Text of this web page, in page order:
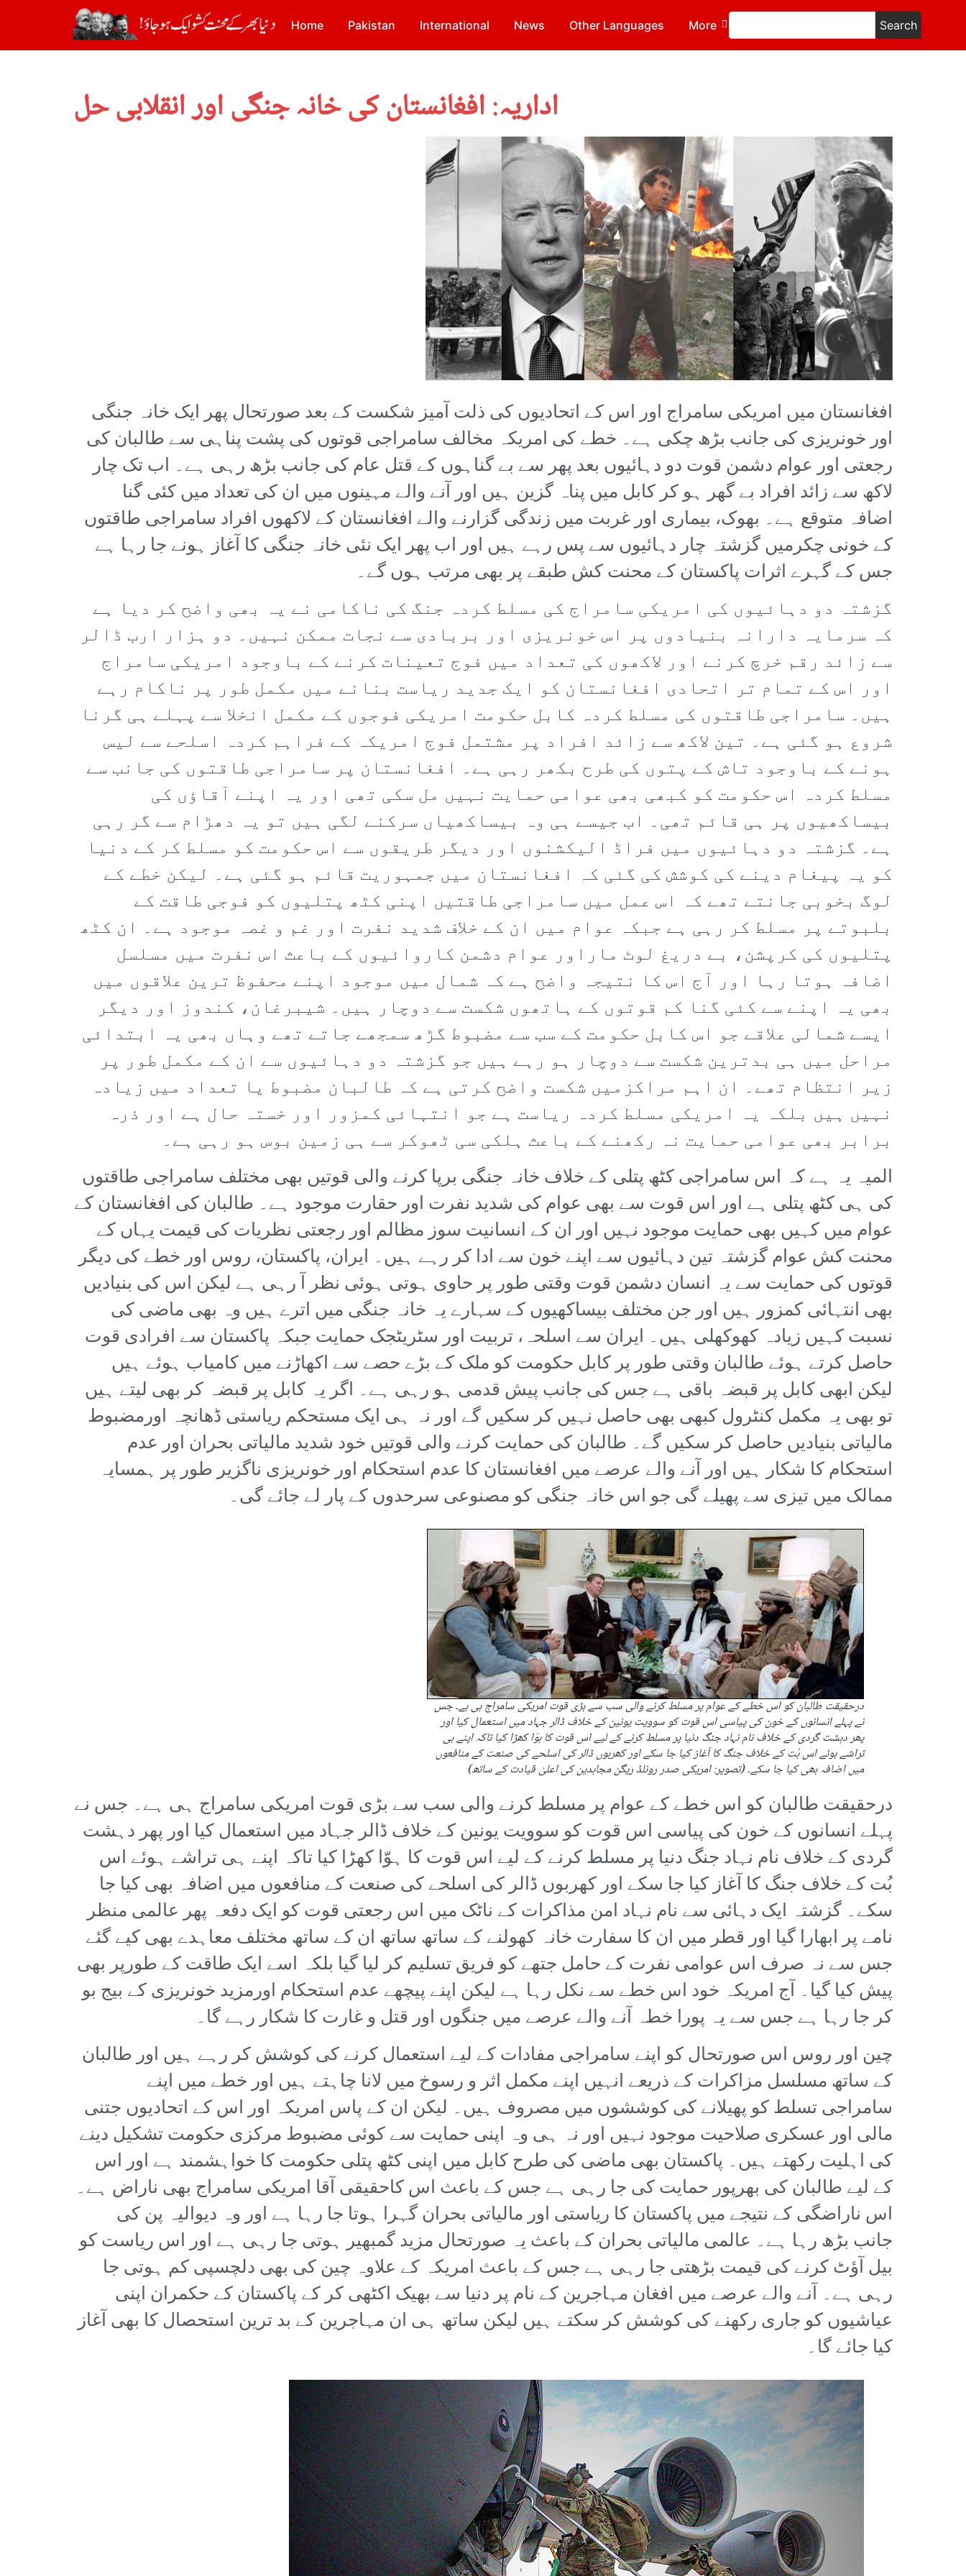
Home Pakistan International News Other Languages More Search
اداریہ: افغانستان کی خانہ جنگی اور انقلابی حل
افغانستان میں امریکی سامراج اور اس کے اتحادیوں کی ذلت آمیز شکست کے بعد صورتحال پھر ایک خانہ جنگی
اور خونریزی کی جانب بڑھ چکی ہے۔ خطے کی امریکہ مخالف سامراجی قوتوں کی پشت پناہی سے طالبان کی
رجعتی اور عوام دشمن قوت دو دہائیوں بعد پھر سے بے گناہوں کے قتل عام کی جانب بڑھ رہی ہے۔ اب تک چار
لاکھ سے زائد افراد بے گھر ہو کر کابل میں پناہ گزین ہیں اور آنے والے مہینوں میں ان کی تعداد میں کئی گنا
اضافہ متوقع ہے۔ بھوک، بیماری اور غربت میں زندگی گزارنے والے افغانستان کے لاکھوں افراد سامراجی طاقتوں
کے خونی چکرمیں گزشتہ چار دہائیوں سے پس رہے ہیں اور اب پھر ایک نئی خانہ جنگی کا آغاز ہونے جا رہا ہے
جس کے گہرے اثرات پاکستان کے محنت کش طبقے پر بھی مرتب ہوں گے۔
گزشتہ دو دہائیوں کی امریکی سامراج کی مسلط کردہ جنگ کی ناکامی نے یہ بھی واضح کر دیا ہے
کہ سرمایہ دارانہ بنیادوں پر اس خونریزی اور بربادی سے نجات ممکن نہیں۔ دو ہزار ارب ڈالر
سے زائد رقم خرچ کرنے اور لاکھوں کی تعداد میں فوج تعینات کرنے کے باوجود امریکی سامراج
اور اس کے تمام تر اتحادی افغانستان کو ایک جدید ریاست بنانے میں مکمل طور پر ناکام رہے
ہیں۔ سامراجی طاقتوں کی مسلط کردہ کابل حکومت امریکی فوجوں کے مکمل انخلا سے پہلے ہی گرنا
شروع ہو گئی ہے۔ تین لاکھ سے زائد افراد پر مشتمل فوج امریکہ کے فراہم کردہ اسلحے سے لیس
ہونے کے باوجود تاش کے پتوں کی طرح بکھر رہی ہے۔ افغانستان پر سامراجی طاقتوں کی جانب سے
مسلط کردہ اس حکومت کو کبھی بھی عوامی حمایت نہیں مل سکی تھی اور یہ اپنے آقاؤں کی
بیساکھیوں پر ہی قائم تھی۔ اب جیسے ہی وہ بیساکھیاں سرکنے لگی ہیں تو یہ دھڑام سے گر رہی
ہے۔ گزشتہ دو دہائیوں میں فراڈ الیکشنوں اور دیگر طریقوں سے اس حکومت کو مسلط کر کے دنیا
کو یہ پیغام دینے کی کوشش کی گئی کہ افغانستان میں جمہوریت قائم ہو گئی ہے۔ لیکن خطے کے
لوگ بخوبی جانتے تھے کہ اس عمل میں سامراجی طاقتیں اپنی کٹھ پتلیوں کو فوجی طاقت کے
بلبوتے پر مسلط کر رہی ہے جبکہ عوام میں ان کے خلاف شدید نفرت اور غم و غصہ موجود ہے۔ ان کٹھ
پتلیوں کی کرپشن، بے دریغ لوٹ ماراور عوام دشمن کاروائیوں کے باعث اس نفرت میں مسلسل
اضافہ ہوتا رہا اور آج اس کا نتیجہ واضح ہے کہ شمال میں موجود اپنے محفوظ ترین علاقوں میں
بھی یہ اپنے سے کئی گنا کم قوتوں کے ہاتھوں شکست سے دوچار ہیں۔ شیبرغان، کندوز اور دیگر
ایسے شمالی علاقے جو اس کابل حکومت کے سب سے مضبوط گڑھ سمجھے جاتے تھے وہاں بھی یہ ابتدائی
مراحل میں ہی بدترین شکست سے دوچار ہو رہے ہیں جو گزشتہ دو دہائیوں سے ان کے مکمل طور پر
زیر انتظام تھے۔ ان اہم مراکزمیں شکست واضح کرتی ہے کہ طالبان مضبوط یا تعداد میں زیادہ
نہیں ہیں بلکہ یہ امریکی مسلط کردہ ریاست ہے جو انتہائی کمزور اور خستہ حال ہے اور ذرہ
برابر بھی عوامی حمایت نہ رکھنے کے باعث ہلکی سی ٹھوکر سے ہی زمین بوس ہو رہی ہے۔
المیہ یہ ہے کہ اس سامراجی کٹھ پتلی کے خلاف خانہ جنگی برپا کرنے والی قوتیں بھی مختلف سامراجی طاقتوں
کی ہی کٹھ پتلی ہے اور اس قوت سے بھی عوام کی شدید نفرت اور حقارت موجود ہے۔ طالبان کی افغانستان کے
عوام میں کہیں بھی حمایت موجود نہیں اور ان کے انسانیت سوز مظالم اور رجعتی نظریات کی قیمت یہاں کے
محنت کش عوام گزشتہ تین دہائیوں سے اپنے خون سے ادا کر رہے ہیں۔ ایران، پاکستان، روس اور خطے کی دیگر
قوتوں کی حمایت سے یہ انسان دشمن قوت وقتی طور پر حاوی ہوتی ہوئی نظر آ رہی ہے لیکن اس کی بنیادیں
بھی انتہائی کمزور ہیں اور جن مختلف بیساکھیوں کے سہارے یہ خانہ جنگی میں اترے ہیں وہ بھی ماضی کی
نسبت کہیں زیادہ کھوکھلی ہیں۔ ایران سے اسلحہ، تربیت اور سٹریٹجک حمایت جبکہ پاکستان سے افرادی قوت
حاصل کرتے ہوئے طالبان وقتی طور پر کابل حکومت کو ملک کے بڑے حصے سے اکھاڑنے میں کامیاب ہوئے ہیں
لیکن ابھی کابل پر قبضہ باقی ہے جس کی جانب پیش قدمی ہو رہی ہے۔ اگر یہ کابل پر قبضہ کر بھی لیتے ہیں
تو بھی یہ مکمل کنٹرول کبھی بھی حاصل نہیں کر سکیں گے اور نہ ہی ایک مستحکم ریاستی ڈھانچہ اورمضبوط
مالیاتی بنیادیں حاصل کر سکیں گے۔ طالبان کی حمایت کرنے والی قوتیں خود شدید مالیاتی بحران اور عدم
استحکام کا شکار ہیں اور آنے والے عرصے میں افغانستان کا عدم استحکام اور خونریزی ناگزیر طور پر ہمسایہ
ممالک میں تیزی سے پھیلے گی جو اس خانہ جنگی کو مصنوعی سرحدوں کے پار لے جائے گی۔
درحقیقت طالبان کو اس خطے کے عوام پر مسلط کرنے والی سب سے بڑی قوت امریکی سامراج ہی ہے۔ جس
نے پہلے انسانوں کے خون کی پیاسی اس قوت کو سوویت یونین کے خلاف ڈالر جہاد میں استعمال کیا اور
پھر دہشت گردی کے خلاف نام نہاد جنگ دنیا پر مسلط کرنے کے لیے اس قوت کا ہوّا کھڑا کیا تاکہ اپنے ہی
تراشے ہوئے اس بُت کے خلاف جنگ کا آغاز کیا جا سکے اور کھربوں ڈالر کی اسلحے کی صنعت کے منافعوں
میں اضافہ بھی کیا جا سکے۔ (تصویر: امریکی صدر رونلڈ ریگن مجاہدین کی اعلیٰ قیادت کے ساتھ)
درحقیقت طالبان کو اس خطے کے عوام پر مسلط کرنے والی سب سے بڑی قوت امریکی سامراج ہی ہے۔ جس نے
پہلے انسانوں کے خون کی پیاسی اس قوت کو سوویت یونین کے خلاف ڈالر جہاد میں استعمال کیا اور پھر دہشت
گردی کے خلاف نام نہاد جنگ دنیا پر مسلط کرنے کے لیے اس قوت کا ہوّا کھڑا کیا تاکہ اپنے ہی تراشے ہوئے اس
بُت کے خلاف جنگ کا آغاز کیا جا سکے اور کھربوں ڈالر کی اسلحے کی صنعت کے منافعوں میں اضافہ بھی کیا جا
سکے۔ گزشتہ ایک دہائی سے نام نہاد امن مذاکرات کے ناٹک میں اس رجعتی قوت کو ایک دفعہ پھر عالمی منظر
نامے پر ابھارا گیا اور قطر میں ان کا سفارت خانہ کھولنے کے ساتھ ساتھ ان کے ساتھ مختلف معاہدے بھی کیے گئے
جس سے نہ صرف اس عوامی نفرت کے حامل جتھے کو فریق تسلیم کر لیا گیا بلکہ اسے ایک طاقت کے طورپر بھی
پیش کیا گیا۔ آج امریکہ خود اس خطے سے نکل رہا ہے لیکن اپنے پیچھے عدم استحکام اورمزید خونریزی کے بیج بو
کر جا رہا ہے جس سے یہ پورا خطہ آنے والے عرصے میں جنگوں اور قتل و غارت کا شکار رہے گا۔
چین اور روس اس صورتحال کو اپنے سامراجی مفادات کے لیے استعمال کرنے کی کوشش کر رہے ہیں اور طالبان
کے ساتھ مسلسل مزاکرات کے ذریعے انہیں اپنے مکمل اثر و رسوخ میں لانا چاہتے ہیں اور خطے میں اپنے
سامراجی تسلط کو پھیلانے کی کوششوں میں مصروف ہیں۔ لیکن ان کے پاس امریکہ اور اس کے اتحادیوں جتنی
مالی اور عسکری صلاحیت موجود نہیں اور نہ ہی وہ اپنی حمایت سے کوئی مضبوط مرکزی حکومت تشکیل دینے
کی اہلیت رکھتے ہیں۔ پاکستان بھی ماضی کی طرح کابل میں اپنی کٹھ پتلی حکومت کا خواہشمند ہے اور اس
کے لیے طالبان کی بھرپور حمایت کی جا رہی ہے جس کے باعث اس کاحقیقی آقا امریکی سامراج بھی ناراض ہے۔
اس ناراضگی کے نتیجے میں پاکستان کا ریاستی اور مالیاتی بحران گہرا ہوتا جا رہا ہے اور وہ دیوالیہ پن کی
جانب بڑھ رہا ہے۔ عالمی مالیاتی بحران کے باعث یہ صورتحال مزید گمبھیر ہوتی جا رہی ہے اور اس ریاست کو
بیل آؤٹ کرنے کی قیمت بڑھتی جا رہی ہے جس کے باعث امریکہ کے علاوہ چین کی بھی دلچسپی کم ہوتی جا
رہی ہے۔ آنے والے عرصے میں افغان مہاجرین کے نام پر دنیا سے بھیک اکٹھی کر کے پاکستان کے حکمران اپنی
عیاشیوں کو جاری رکھنے کی کوشش کر سکتے ہیں لیکن ساتھ ہی ان مہاجرین کے بد ترین استحصال کا بھی آغاز
کیا جائے گا۔